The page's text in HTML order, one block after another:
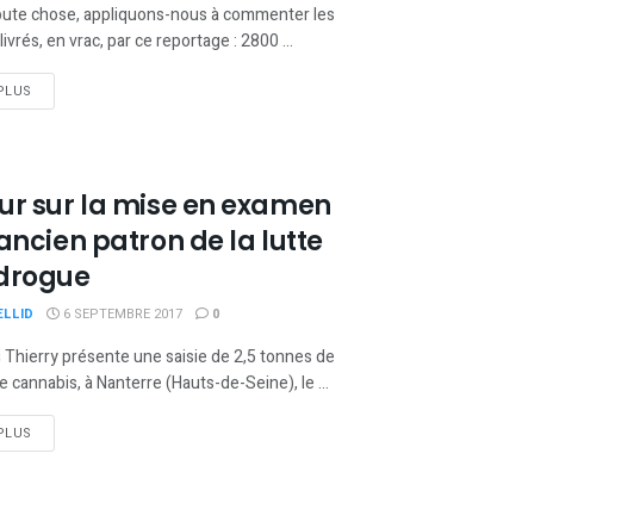
chose, appliquons-nous à commenter les
en vrac, par ce reportage : 2800 ...
sur la mise en examen
patron de la lutte
6 SEPTEMBRE 2017 0
Thierry présente une saisie de 2,5 tonnes de
cannabis, à Nanterre (Hauts-de-Seine), le ...